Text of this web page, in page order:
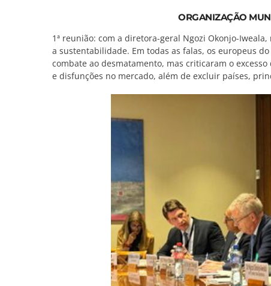
ORGANIZAÇÃO
1ª reunião: com a diretora-geral Ngozi Okonjo-
a sustentabilidade. Em todas as falas, os europeus
combate ao desmatamento, mas criticaram o
e disfunções no mercado, além de excluir países,